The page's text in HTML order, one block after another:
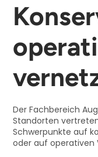
Der Fachbereich
Standorten
Schwerpunkte auf
oder auf operativen